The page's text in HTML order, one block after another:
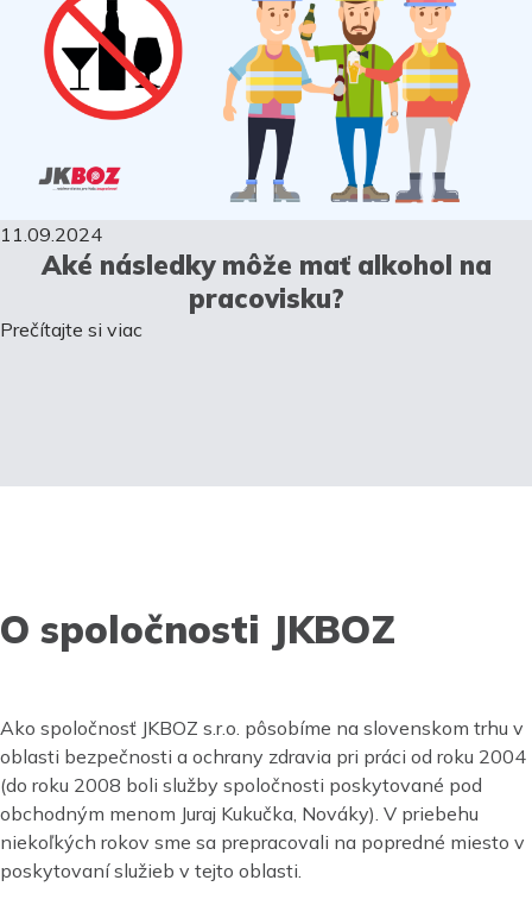
11.09.2024
Aké následky môže mať alkohol na
pracovisku?
Prečítajte si viac
O spoločnosti JKBOZ
Ako spoločnosť JKBOZ s.r.o. pôsobíme na slovenskom trhu v
oblasti bezpečnosti a ochrany zdravia pri práci od roku 2004
(do roku 2008 boli služby spoločnosti poskytované pod
obchodným menom Juraj Kukučka, Nováky). V priebehu
niekoľkých rokov sme sa prepracovali na popredné miesto v
poskytovaní služieb v tejto oblasti.